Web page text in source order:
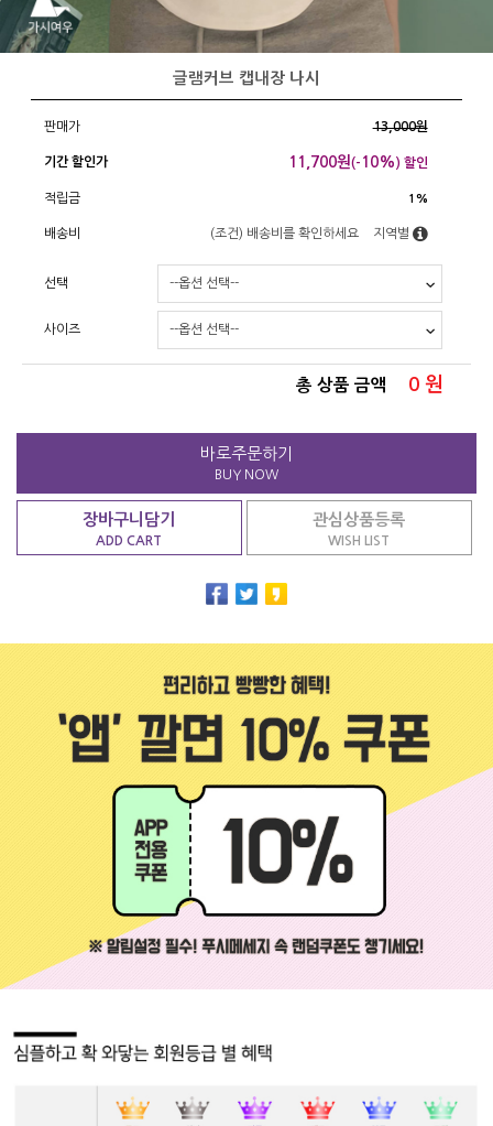
글램커브 캡내장 나시
판매가 13,000원
기간 할인가 11,700원(- 10%) 할인
적립금 1%
배송비 (조건) 배송비를 확인하세요 지역별
선택
사이즈
총 상품 금액 0 원
바로주문하기
BUY NOW
장바구니담기
ADD CART
관심상품등록
WISH LIST